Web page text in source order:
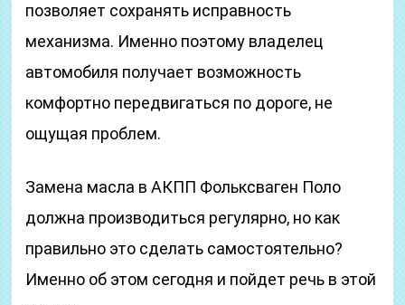
позволяет сохранять исправность
механизма. Именно поэтому владелец
автомобиля получает возможность
комфортно передвигаться по дороге, не
ощущая проблем.
Замена масла в АКПП Фольксваген Поло
должна производиться регулярно, но как
правильно это сделать самостоятельно?
Именно об этом сегодня и пойдет речь в этой